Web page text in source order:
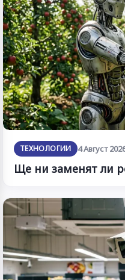
ТЕХНОЛОГИИ 4 Август
Ще ни заменят ли